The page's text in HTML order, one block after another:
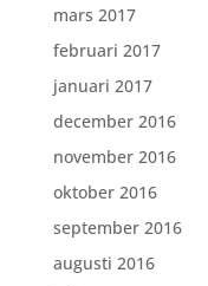
mars 2017
februari 2017
januari 2017
december 2016
november 2016
oktober 2016
september 2016
augusti 2016